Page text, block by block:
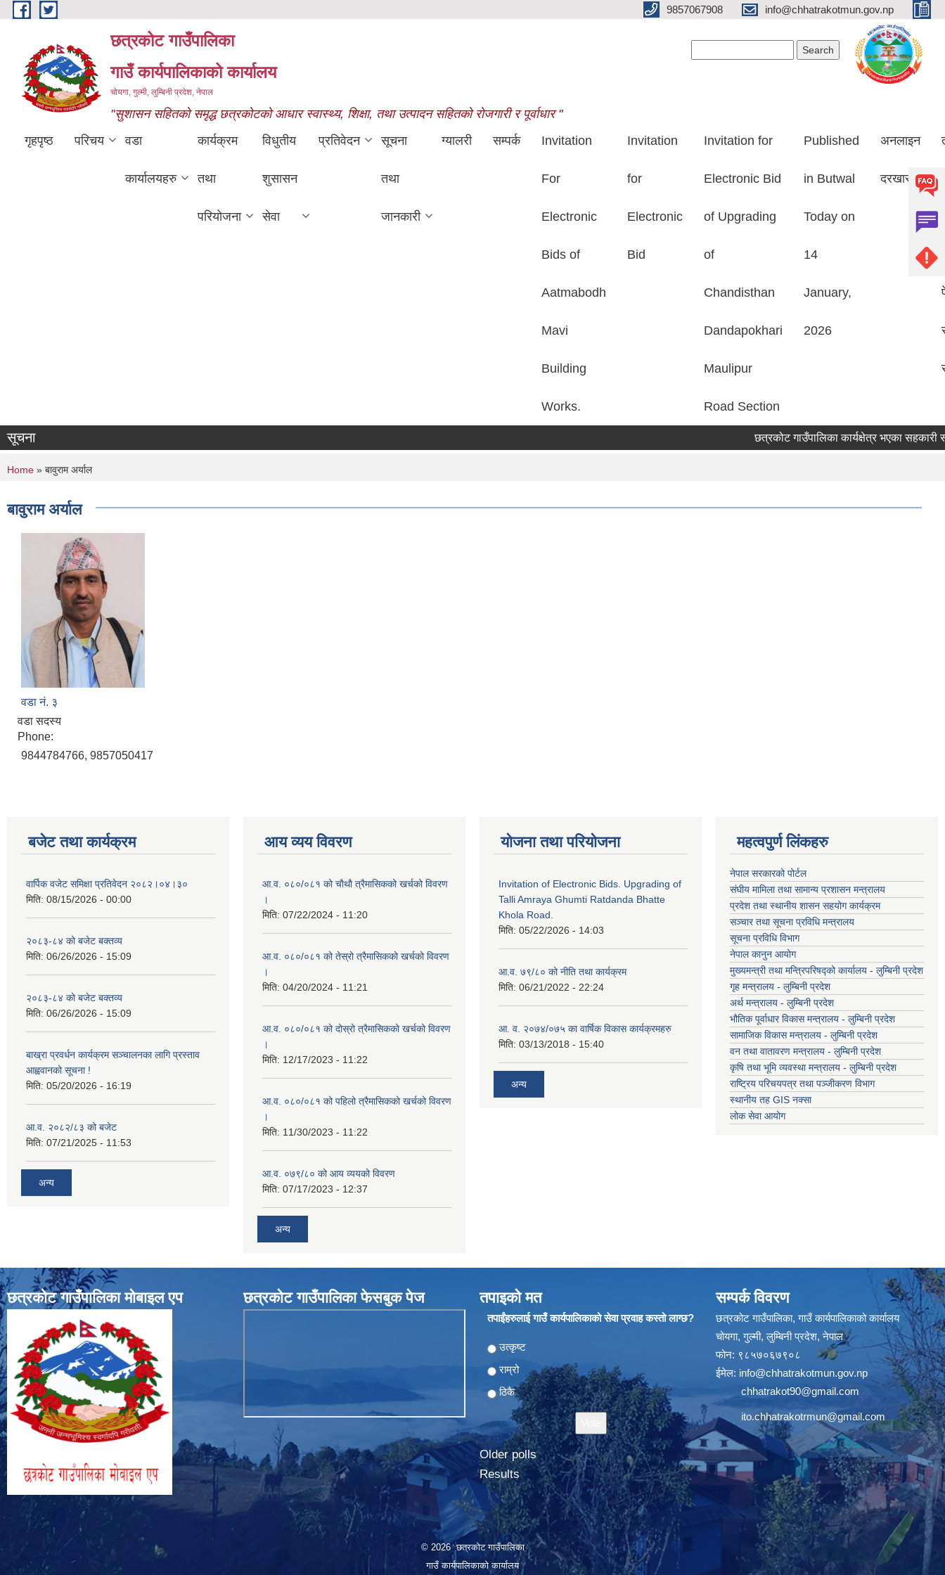
Skip to main content 9857067908 info@chhatrakotmun.gov.np
छत्रकोट गाउँपालिका
गाउँ कार्यपालिकाको कार्यालय
चोयगा, गुल्मी, लुम्बिनी प्रदेश, नेपाल
"सुशासन सहितको समृद्ध छत्रकोटको आधार स्वास्थ्य, शिक्षा, तथा उत्पादन सहितको रोजगारी र पूर्वाधार "
गृहपृष्ठ परिचय वडा
कार्यालयहरु
कार्यक्रम
तथा
परियोजना
विधुतीय
शुसासन
सेवा
प्रतिवेदन सूचना
तथा
जानकारी
ग्यालरी सम्पर्क Invitation
For
Electronic
Bids of
Aatmabodh
Mavi
Building
Works.
Invitation
for
Electronic
Bid
Invitation for
Electronic Bid
of Upgrading
of
Chandisthan
Dandapokhari
Maulipur
Road Section
Published
in Butwal
Today on
14
January,
2026
अनलाइन
दरखास्त
सूचना छत्रकोट गाउँपालिका कार्यक्षेत्र भएका सहकारी
You are here
Home » बावुराम अर्याल
बावुराम अर्याल
वडा नं. ३
वडा सदस्य
Phone:
9844784766, 9857050417
बजेट तथा कार्यक्रम
वार्पिक वजेट समिक्षा प्रतिवेदन २०८२।०४।३०
मिति: 08/15/2026 - 00:00
२०८३-८४ को बजेट बक्तव्य
मिति: 06/26/2026 - 15:09
२०८३-८४ को बजेट बक्तव्य
मिति: 06/26/2026 - 15:09
बाख्रा प्रवर्धन कार्यक्रम सञ्चालनका लागि प्रस्ताव
आह्ववानको सूचना !
मिति: 05/20/2026 - 16:19
आ.व. २०८२/८३ को बजेट
मिति: 07/21/2025 - 11:53
अन्य
आय व्यय विवरण
आ.व. ०८०/०८१ को चाैथाै त्रैमासिकको खर्चको विवरण
।
मिति: 07/22/2024 - 11:20
आ.व. ०८०/०८१ को तेस्रो त्रैमासिकको खर्चको विवरण
।
मिति: 04/20/2024 - 11:21
आ.व. ०८०/०८१ को दोस्रो त्रैमासिकको खर्चको विवरण
।
मिति: 12/17/2023 - 11:22
आ.व. ०८०/०८१ को पहिलो त्रैमासिकको खर्चको विवरण
।
मिति: 11/30/2023 - 11:22
आ.व. ०७९/८० को आय व्ययको विवरण
मिति: 07/17/2023 - 12:37
अन्य
योजना तथा परियोजना
Invitation of Electronic Bids. Upgrading of
Talli Amraya Ghumti Ratdanda Bhatte
Khola Road.
मिति: 05/22/2026 - 14:03
आ.व. ७९/८० को नीति तथा कार्यक्रम
मिति: 06/21/2022 - 22:24
आ. व. २०७४/०७५ का वार्षिक विकास कार्यक्रमहरु
मिति: 03/13/2018 - 15:40
अन्य
महत्वपुर्ण लिंकहरु
नेपाल सरकारको पोर्टल
संघीय मामिला तथा सामान्य प्रशासन मन्त्रालय
प्रदेश तथा स्थानीय शासन सहयोग कार्यक्रम
सञ्चार तथा सूचना प्रविधि मन्त्रालय
सूचना प्रविधि विभाग
नेपाल कानुन आयोग
मुख्यमन्त्री तथा मन्त्रिपरिषद्को कार्यालय - लुम्बिनी प्रदेश
गृह मन्त्रालय - लुम्बिनी प्रदेश
अर्थ मन्त्रालय - लुम्बिनी प्रदेश
भौतिक पूर्वाधार विकास मन्त्रालय - लुम्बिनी प्रदेश
सामाजिक विकास मन्त्रालय - लुम्बिनी प्रदेश
वन तथा वातावरण मन्त्रालय - लुम्बिनी प्रदेश
कृषि तथा भूमि व्यवस्था मन्त्रालय - लुम्बिनी प्रदेश
राष्ट्रिय परिचयपत्र तथा पञ्जीकरण विभाग
स्थानीय तह GIS नक्सा
लोक सेवा आयोग
छत्रकोट गाउँपालिका मोबाइल एप छत्रकोट गाउँपालिका फेसबुक पेज तपाइको मत
तपाईंहरुलाई गाउँ कार्यपालिकाको सेवा प्रवाह कस्तो लाग्छ?
Choices
उत्कृष्ट
राम्रो
ठिकै
Older polls
Results
सम्पर्क विवरण
छत्रकोट गाउँपालिका, गाउँ कार्यपालिकाको कार्यालय
चोयगा, गुल्मी, लुम्बिनी प्रदेश, नेपाल
फोन: ९८५७०६७९०८
ईमेल: info@chhatrakotmun.gov.np
chhatrakot90@gmail.com
ito.chhatrakotrmun@gmail.com
© 2026 छत्रकोट गाउँपालिका
गाउँ कार्यपालिकाको कार्यालय